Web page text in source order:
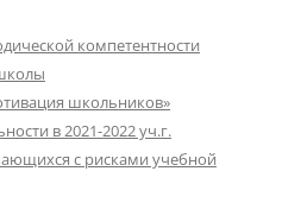
компетентности
школьников»
в 2021-2022 уч.г.
с рисками учебной